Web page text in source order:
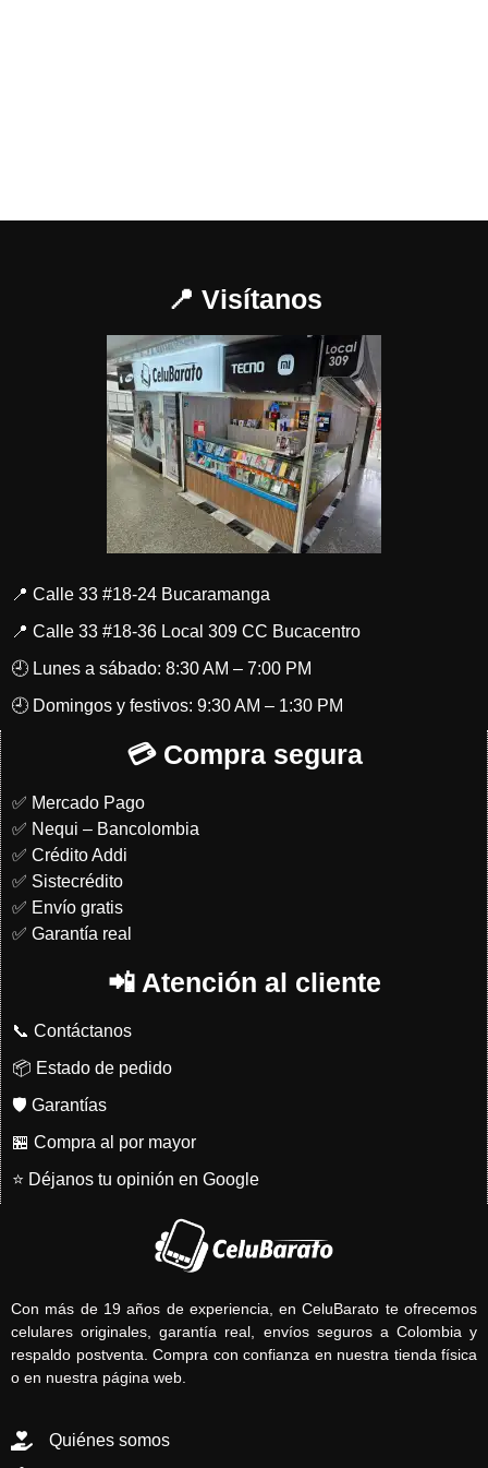
📍 Visítanos
📍 Calle 33 #18-24 Bucaramanga
📍 Calle 33 #18-36 Local 309 CC Bucacentro
🕘 Lunes a sábado: 8:30 AM – 7:00 PM
🕘 Domingos y festivos: 9:30 AM – 1:30 PM
💳 Compra segura
✅ Mercado Pago
✅ Nequi – Bancolombia
✅ Crédito Addi
✅ Sistecrédito
✅ Envío gratis
✅ Garantía real
📲 Atención al cliente
📞 Contáctanos
📦 Estado de pedido
🛡️ Garantías
🏪 Compra al por mayor
⭐ Déjanos tu opinión en Google
Con más de 19 años de experiencia, en CeluBarato te ofrecemos
celulares originales, garantía real, envíos seguros a Colombia y
respaldo postventa. Compra con confianza en nuestra tienda física
o en nuestra página web.
Quiénes somos